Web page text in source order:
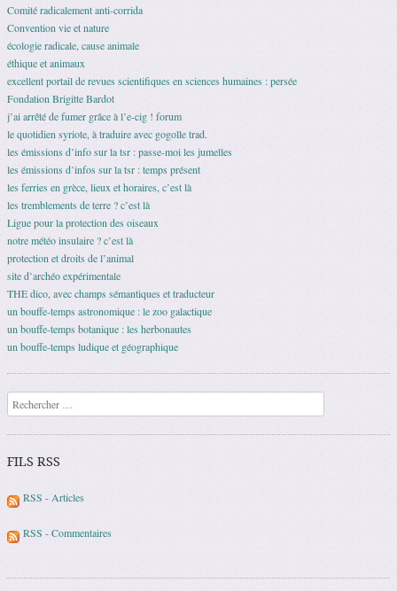
Comité radicalement anti-corrida
Convention vie et nature
écologie radicale, cause animale
éthique et animaux
excellent portail de revues scientifiques en sciences humaines : persée
Fondation Brigitte Bardot
j’ai arrêté de fumer grâce à l’e-cig ! forum
le quotidien syriote, à traduire avec gogolle trad.
les émissions d’info sur la tsr : passe-moi les jumelles
les émissions d’infos sur la tsr : temps présent
les ferries en grèce, lieux et horaires, c’est là
les tremblements de terre ? c’est là
Ligue pour la protection des oiseaux
notre météo insulaire ? c’est là
protection et droits de l’animal
site d’archéo expérimentale
THE dico, avec champs sémantiques et traducteur
un bouffe-temps astronomique : le zoo galactique
un bouffe-temps botanique : les herbonautes
un bouffe-temps ludique et géographique
Recherche
FILS RSS
RSS - Articles
RSS - Commentaires